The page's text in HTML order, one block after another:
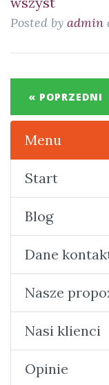
Posted by admin
« POPRZEDNI
Menu
Start
Blog
Dane
Nasze
Nasi klienci
Opinie